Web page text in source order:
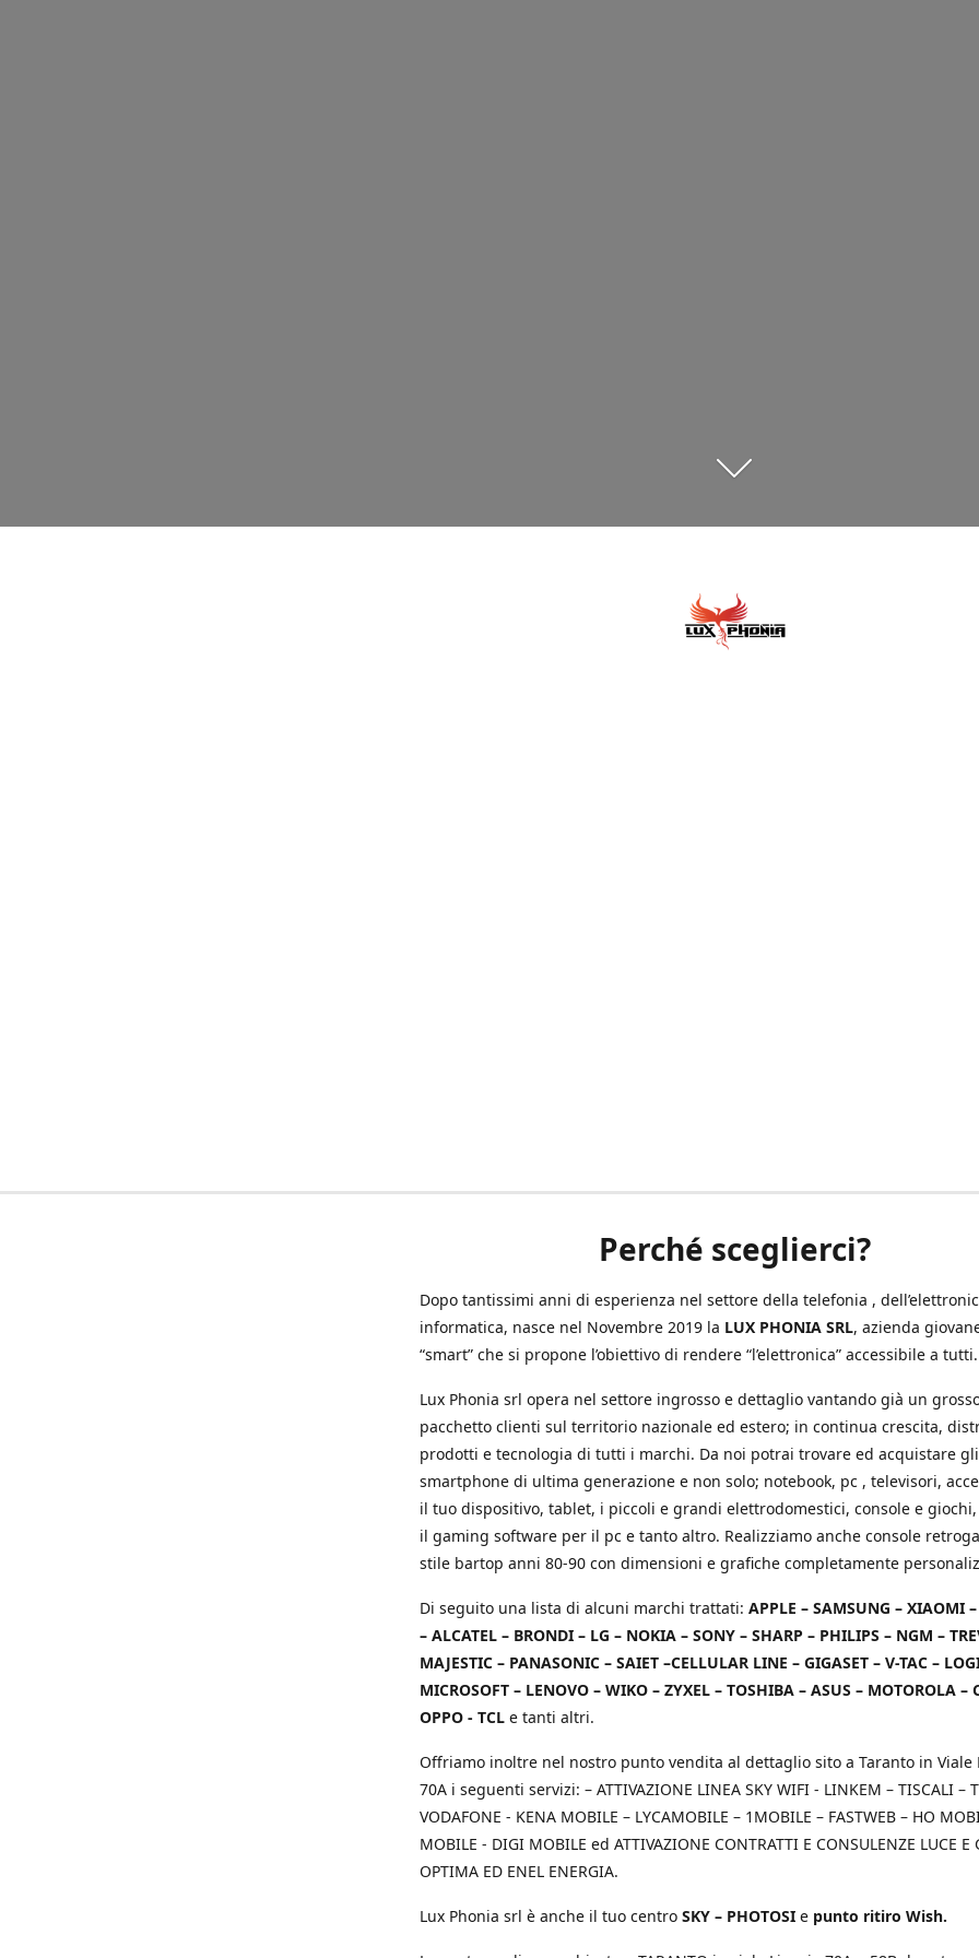
Perché sceglierci?
Dopo tantissimi anni di esperienza nel settore della telefonia ,
informatica, nasce nel Novembre 2019 la LUX PHONIA SRL, azienda
“smart” che si propone l’obiettivo di rendere “l’elettronica” accessibile a tutti.
Lux Phonia srl opera nel settore ingrosso e dettaglio vantando già un
pacchetto clienti sul territorio nazionale ed estero; in continua crescita,
prodotti e tecnologia di tutti i marchi. Da noi potrai trovare ed acquistare gli
smartphone di ultima generazione e non solo; notebook, pc , televisori,
il tuo dispositivo, tablet, i piccoli e grandi elettrodomestici, console e
il gaming software per il pc e tanto altro. Realizziamo anche console
stile bartop anni 80-90 con dimensioni e grafiche completamente
Di seguito una lista di alcuni marchi trattati: APPLE – SAMSUNG – XIAOMI
– ALCATEL – BRONDI – LG – NOKIA – SONY – SHARP – PHILIPS – NGM –
MAJESTIC – PANASONIC – SAIET –CELLULAR LINE – GIGASET – V-TAC –
MICROSOFT – LENOVO – WIKO – ZYXEL – TOSHIBA – ASUS – MOTOROLA –
OPPO - TCL e tanti altri.
Offriamo inoltre nel nostro punto vendita al dettaglio sito a Taranto in Viale
70A i seguenti servizi: – ATTIVAZIONE LINEA SKY WIFI - LINKEM – TISCALI –
VODAFONE - KENA MOBILE – LYCAMOBILE – 1MOBILE – FASTWEB – HO
MOBILE - DIGI MOBILE ed ATTIVAZIONE CONTRATTI E CONSULENZE LUCE E
OPTIMA ED ENEL ENERGIA.
Lux Phonia srl è anche il tuo centro SKY – PHOTOSI e punto ritiro Wish.